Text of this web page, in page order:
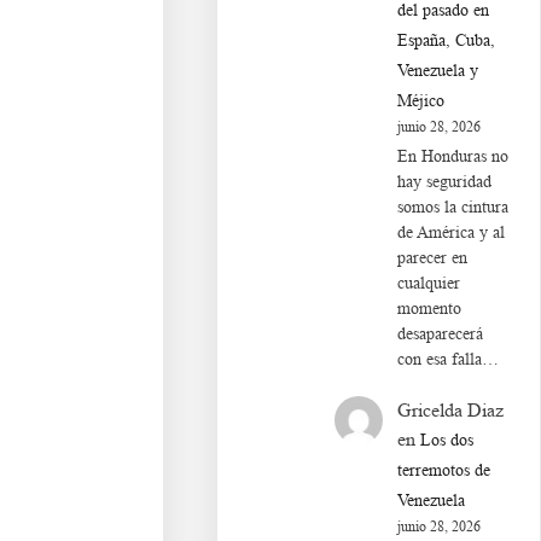
del pasado en
España, Cuba,
Venezuela y
Méjico
junio 28, 2026
En Honduras no
hay seguridad
somos la cintura
de América y al
parecer en
cualquier
momento
desaparecerá
con esa falla…
Gricelda Diaz
enLos dos
terremotos de
Venezuela
junio 28, 2026